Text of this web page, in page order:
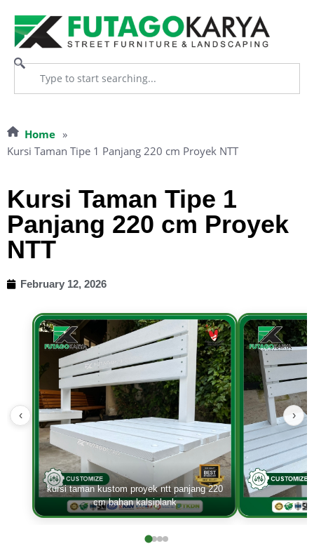
Home »
Kursi Taman Tipe 1 Panjang 220 cm Proyek NTT
Kursi Taman Tipe 1
Panjang 220 cm Proyek
NTT
February 12, 2026
‹
kursi taman kustom proyek ntt panjang 220
cm bahan kalsiplank
›